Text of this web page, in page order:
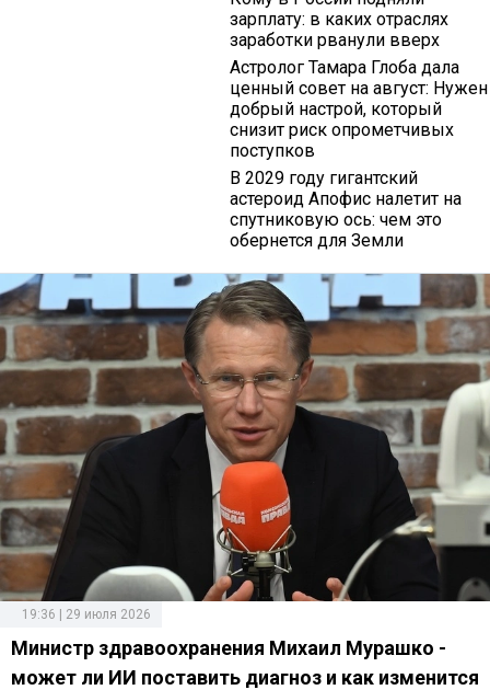
зарплату: в каких отраслях
заработки рванули вверх
Астролог Тамара Глоба дала
ценный совет на август: Нужен
добрый настрой, который
снизит риск опрометчивых
поступков
В 2029 году гигантский
астероид Апофис налетит на
спутниковую ось: чем это
обернется для Земли
19:36 | 29 июля 2026
Министр здравоохранения Михаил Мурашко -
может ли ИИ поставить диагноз и как изменится